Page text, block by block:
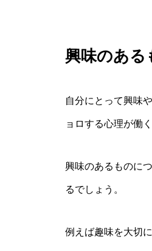
興味のある
自分にとって興味
ョロする心理が働
興味のあるものに
るでしょう。
例えば趣味を大切